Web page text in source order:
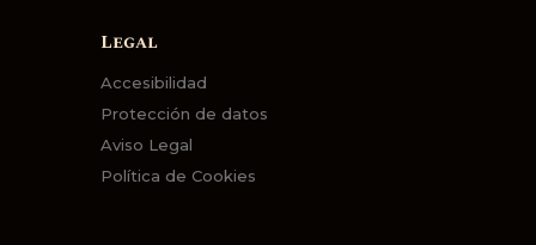
Legal
Accesibilidad
Protección de datos
Aviso Legal
Política de Cookies